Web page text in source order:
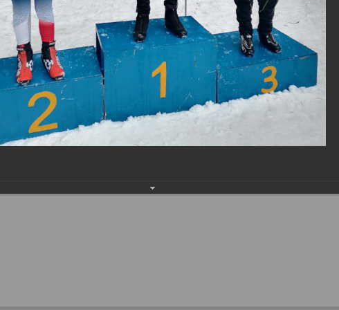
Технопарковая зона
проекты Реализация Национальных проектов
закупки Муниципальный контроль
коррупции
Муниципально - частное
партнёрство